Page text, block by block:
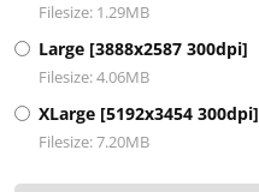
Filesize: 1.29MB
Large [3888x2587 300dpi]
Filesize: 4.06MB
XLarge [5192x3454 300dpi]
Filesize: 7.20MB